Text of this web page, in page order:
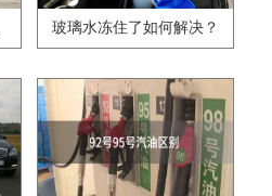
玻璃水冻住了如何解决？